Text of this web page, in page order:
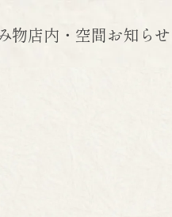
物店内・空間お知らせ